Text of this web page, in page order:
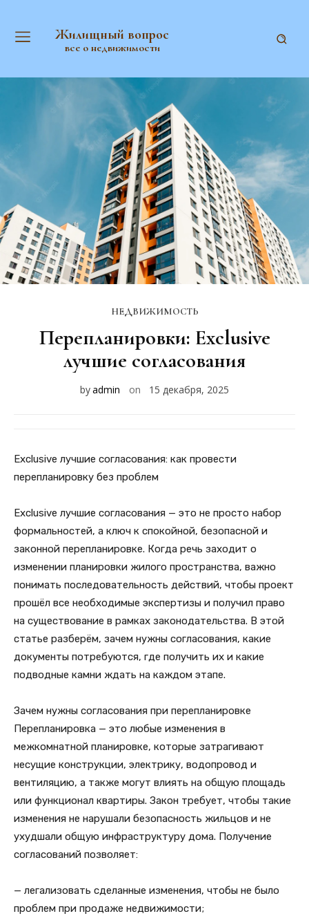
Жилищный вопрос
все о недвижимости
НЕДВИЖИМОСТЬ
Перепланировки: Exclusive
лучшие согласования
byadmin on 15 декабря, 2025
Exclusive лучшие согласования: как провести
перепланировку без проблем
Exclusive лучшие согласования — это не просто набор
формальностей, а ключ к спокойной, безопасной и
законной перепланировке. Когда речь заходит о
изменении планировки жилого пространства, важно
понимать последовательность действий, чтобы проект
прошёл все необходимые экспертизы и получил право
на существование в рамках законодательства. В этой
статье разберём, зачем нужны согласования, какие
документы потребуются, где получить их и какие
подводные камни ждать на каждом этапе.
Зачем нужны согласования при перепланировке
Перепланировка — это любые изменения в
межкомнатной планировке, которые затрагивают
несущие конструкции, электрику, водопровод и
вентиляцию, а также могут влиять на общую площадь
или функционал квартиры. Закон требует, чтобы такие
изменения не нарушали безопасность жильцов и не
ухудшали общую инфраструктуру дома. Получение
согласований позволяет:
— легализовать сделанные изменения, чтобы не было
проблем при продаже недвижимости;